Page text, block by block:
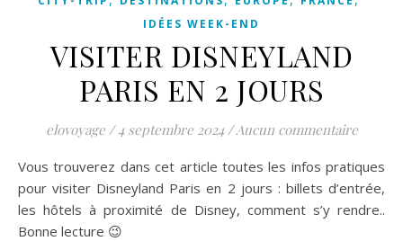
IDÉES WEEK-END
VISITER DISNEYLAND
PARIS EN 2 JOURS
elovoyage / 4 septembre 2024 /Aucun commentaire
Vous trouverez dans cet article toutes les infos pratiques
pour visiter Disneyland Paris en 2 jours : billets d’entrée,
les hôtels à proximité de Disney, comment s’y rendre..
Bonne lecture 😉